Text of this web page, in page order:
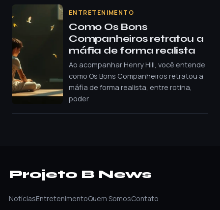
ENTRETENIMENTO
Como Os Bons
Companheiros retratou a
máfia de forma realista
Ao acompanhar Henry Hill, você entende
como Os Bons Companheiros retratou a
máfia de forma realista, entre rotina,
poder
Projeto B News
NotíciasEntretenimentoQuem SomosContato